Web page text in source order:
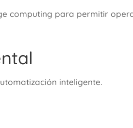
computing para permitir
inteligente.